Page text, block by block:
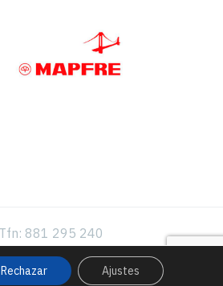
Tfn: 881 295 240
Rechazar Ajustes